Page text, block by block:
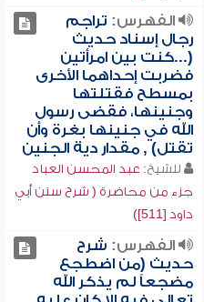
الفهرس: تراجم
رجال إسناد حديث
(...كنت بين امرأتين
فضربت إحداهما الأخرى
بمسطح فقتلتها
وجنينها، فقضى رسول
الله في جنينها بغرة وأن
تقتل) , مقدار دية الجنين
للشيخ: عبد المحسن العباد
جزء من محاضرة ( شرح سنن أبي
داود [511])
الفهرس: شرح
حديث (من اضطجع
مضجعاً لم يذكر الله